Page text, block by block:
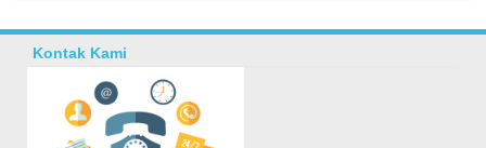
Kontak Kami